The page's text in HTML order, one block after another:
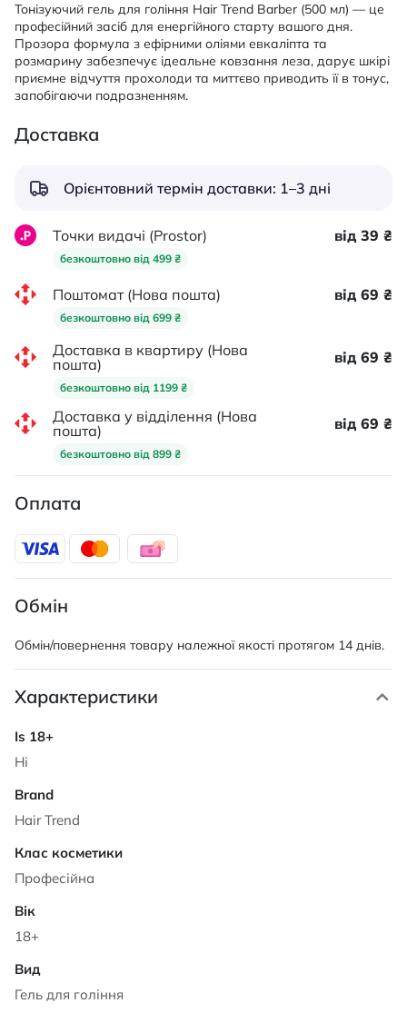
Тонізуючий гель для гоління Hair Trend Barber (500 мл) — це
професійний засіб для енергійного старту вашого дня.
Прозора формула з ефірними оліями евкаліпта та
розмарину забезпечує ідеальне ковзання леза, дарує шкірі
приємне відчуття прохолоди та миттєво приводить її в тонус,
запобігаючи подразненням.
Доставка
Орієнтовний термін доставки: 1–3 дні
Точки видачі (Prostor)
безкоштовно від 499 ₴
від 39 ₴
Поштомат (Нова пошта)
безкоштовно від 699 ₴
від 69 ₴
Доставка в квартиру (Нова
пошта)
безкоштовно від 1199 ₴
від 69 ₴
Доставка у відділення (Нова
пошта)
безкоштовно від 899 ₴
від 69 ₴
Оплата
Обмін
Обмін/повернення товару належної якості протягом 14 днів.
Характеристики
Характеристики
Ні
Hair Trend
Професійна
18+
Гель для гоління